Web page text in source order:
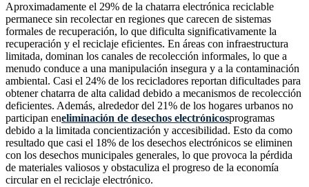
Aproximadamente el 29% de la chatarra electrónica reciclable
permanece sin recolectar en regiones que carecen de sistemas
formales de recuperación, lo que dificulta significativamente la
recuperación y el reciclaje eficientes. En áreas con infraestructura
limitada, dominan los canales de recolección informales, lo que a
menudo conduce a una manipulación insegura y a la contaminación
ambiental. Casi el 24% de los recicladores reportan dificultades para
obtener chatarra de alta calidad debido a mecanismos de recolección
deficientes. Además, alrededor del 21% de los hogares urbanos no
participan eneliminación de desechos electrónicosprogramas
debido a la limitada concientización y accesibilidad. Esto da como
resultado que casi el 18% de los desechos electrónicos se eliminen
con los desechos municipales generales, lo que provoca la pérdida
de materiales valiosos y obstaculiza el progreso de la economía
circular en el reciclaje electrónico.